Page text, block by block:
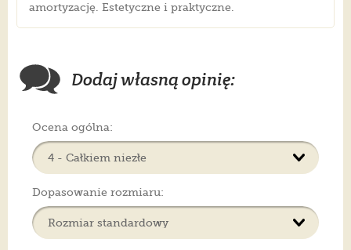
amortyzację. Estetyczne i praktyczne.
Dodaj własną opinię:
Ocena ogólna:
Dopasowanie rozmiaru: